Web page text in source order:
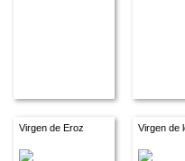
Virgen de Eroz Virgen de